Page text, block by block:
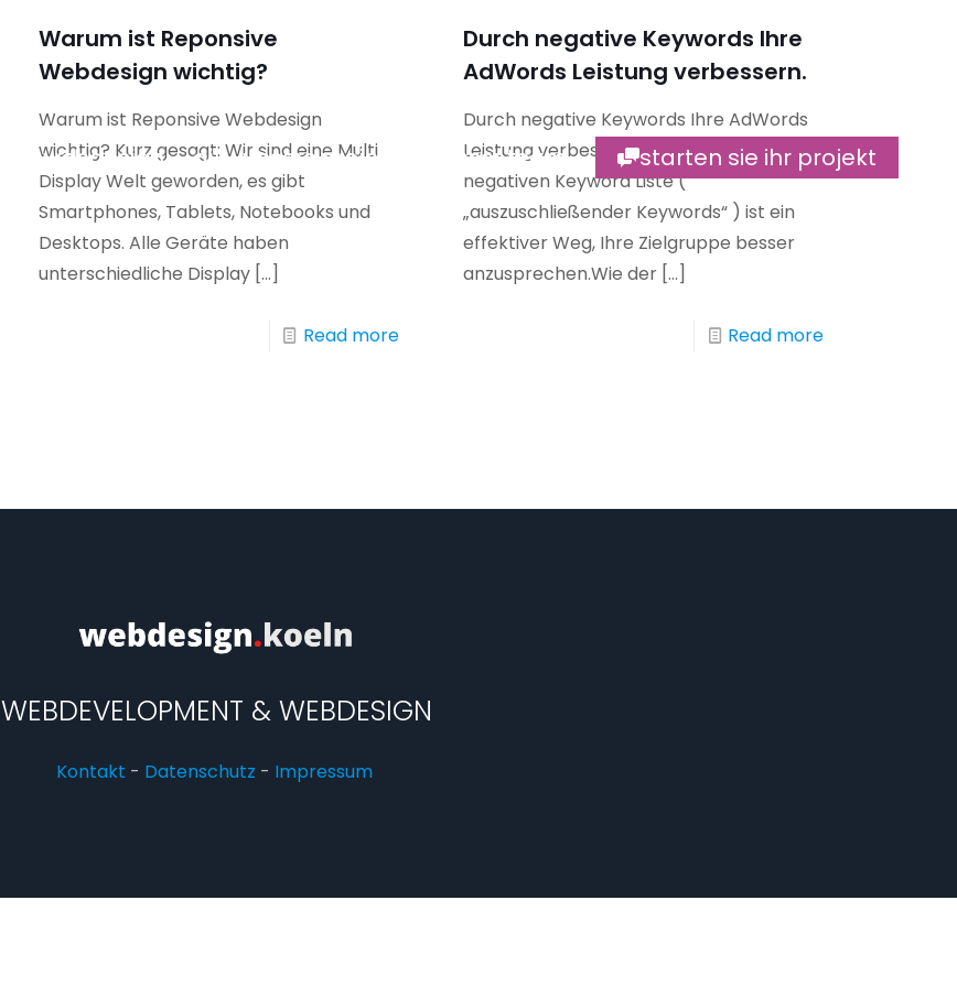
webdesign ai unsere projekte unser team starten sie ihr projekt
Warum ist Reponsive
Webdesign wichtig?
Warum ist Reponsive Webdesign
wichtig? Kurz gesagt: Wir sind eine Multi
Display Welt geworden, es gibt
Smartphones, Tablets, Notebooks und
Desktops. Alle Geräte haben
unterschiedliche Display[…]
Read more
Durch negative Keywords Ihre
AdWords Leistung verbessern.
Durch negative Keywords Ihre AdWords
Leistung verbessern. Die Erstellung einer
negativen Keyword Liste (
„auszuschließender Keywords“ ) ist ein
effektiver Weg, Ihre Zielgruppe besser
anzusprechen.Wie der […]
Read more
WEBDEVELOPMENT & WEBDESIGN
Kontakt - Datenschutz - Impressum